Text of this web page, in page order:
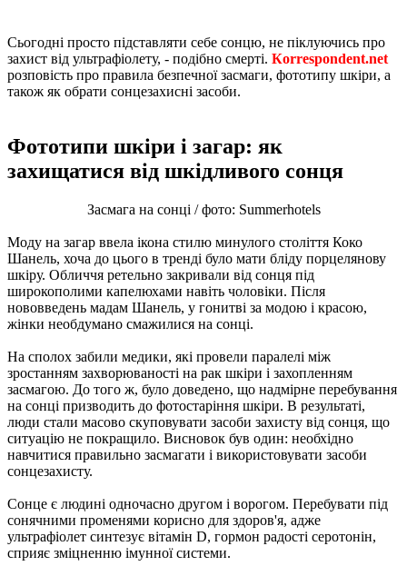
Сьогодні просто підставляти себе сонцю, не піклуючись про
захист від ультрафіолету, - подібно смерті. Кorrespondent.net
розповість про правила безпечної засмаги, фототипу шкіри, а
також як обрати сонцезахисні засоби.
Фототипи шкіри і загар: як
захищатися від шкідливого сонця
Засмага на сонці / фото: Summerhotels
Моду на загар ввела ікона стилю минулого століття Коко
Шанель, хоча до цього в тренді було мати бліду порцелянову
шкіру. Обличчя ретельно закривали від сонця під
широкополими капелюхами навіть чоловіки. Після
нововведень мадам Шанель, у гонитві за модою і красою,
жінки необдумано смажилися на сонці.
На сполох забили медики, які провели паралелі між
зростанням захворюваності на рак шкіри і захопленням
засмагою. До того ж, було доведено, що надмірне перебування
на сонці призводить до фотостаріння шкіри. В результаті,
люди стали масово скуповувати засоби захисту від сонця, що
ситуацію не покращило. Висновок був один: необхідно
навчитися правильно засмагати і використовувати засоби
сонцезахисту.
Сонце є людині одночасно другом і ворогом. Перебувати під
сонячними променями корисно для здоров'я, адже
ультрафіолет синтезує вітамін D, гормон радості серотонін,
сприяє зміцненню імунної системи.